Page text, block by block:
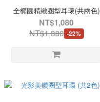
全橢圓精緻圈型耳環(共兩色)
NT$1,080
NT$1,380 -22%